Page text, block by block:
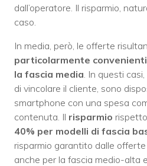
dall’operatore. Il risparmio,
caso.
In media, però, le offerte
particolarmente
la fascia media . In questi
di vincolare il cliente, sono
smartphone con una spesa
contenuta. Il risparmio
40% per modelli di fascia
risparmio garantito dalle
anche per la fascia medio-alta